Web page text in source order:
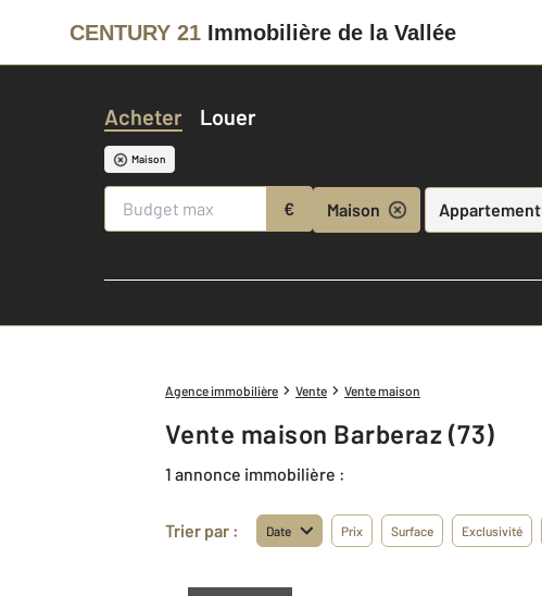
CENTURY 21 Immobilière de la Vallée
Acheter Louer
Maison
€ Maison Appartement
Agence immobilière Vente Vente maison
Vente maison Barberaz (73)
1 annonce immobilière :
Trier par : Date Prix Surface Exclusivité